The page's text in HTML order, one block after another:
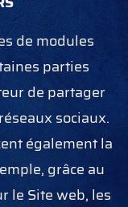
de modules
parties
de partager
sociaux.
également la
grâce au
le Site web, les